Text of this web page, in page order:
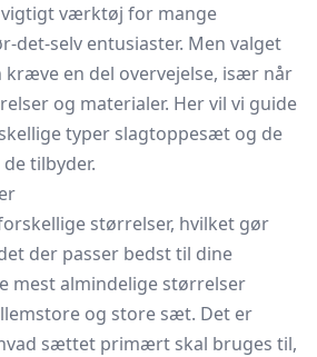
værktøj for mange
det-selv entusiaster. Men valget
en del overvejelse, især når
og materialer. Her vil vi guide
typer slagtoppesæt og de
tilbyder.
størrelser, hvilket gør
der passer bedst til dine
mest almindelige størrelser
og store sæt. Det er
sættet primært skal bruges til,